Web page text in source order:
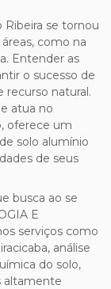
Ribeira se tornou
como na
Entender as
o sucesso de
recurso natural.
atua no
oferece um
solo alumínio
de seus
busca ao se
E
serviços como
análise
do solo,
altamente